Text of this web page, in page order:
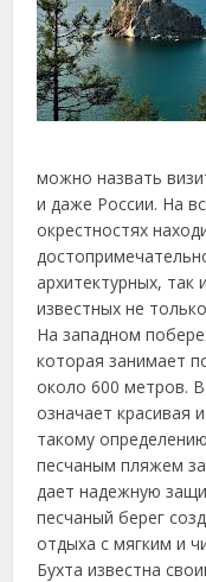
можно назвать
и даже России. На
окрестностях
архитектурных, так
известных не
На западном
которая занимает
около 600 метров.
означает красивая
такому
песчаным пляжем
дает надежную
песчаный берег
отдыха с мягким и
Бухта известна